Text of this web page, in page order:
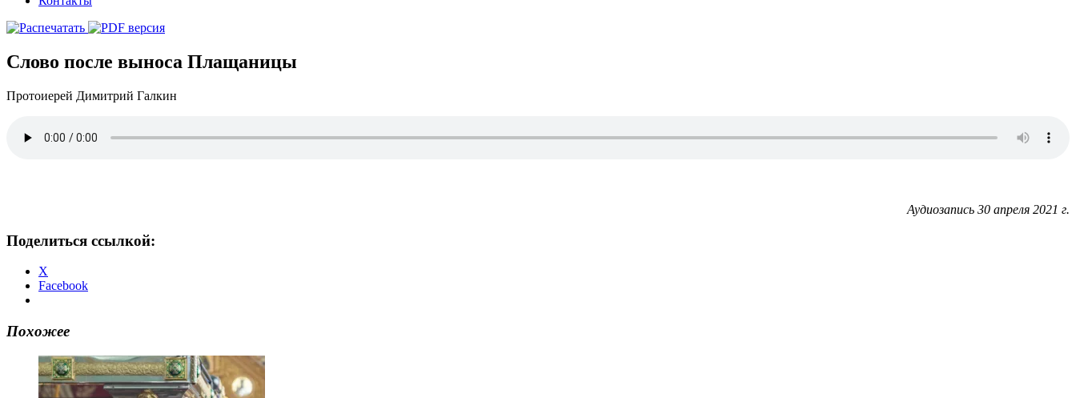
Слово после выноса Плащаницы
Протоиерей Димитрий Галкин
Аудиозапись 30 апреля 2021 г.
Поделиться ссылкой:
X
Facebook
Похожее